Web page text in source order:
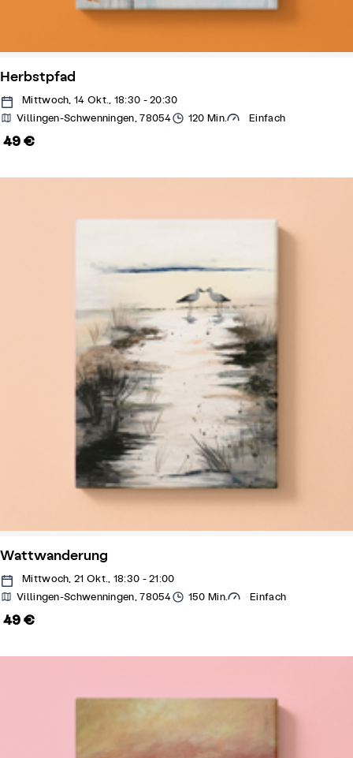
Herbstpfad
Mittwoch, 14 Okt., 18:30 - 20:30
Villingen-Schwenningen, 78054
120 Min. Einfach
49 €
Wattwanderung
Mittwoch, 21 Okt., 18:30 - 21:00
Villingen-Schwenningen, 78054
150 Min. Einfach
49 €